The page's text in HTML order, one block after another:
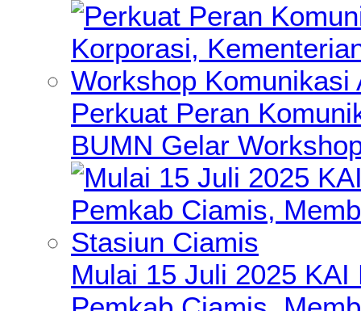
Perkuat Peran
BUMN Gelar
Mulai 15 Juli 2025